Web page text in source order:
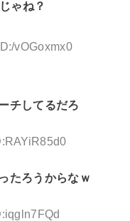
ゃね？
vOGoxmx0
チしてるだろ
たろうからなｗ